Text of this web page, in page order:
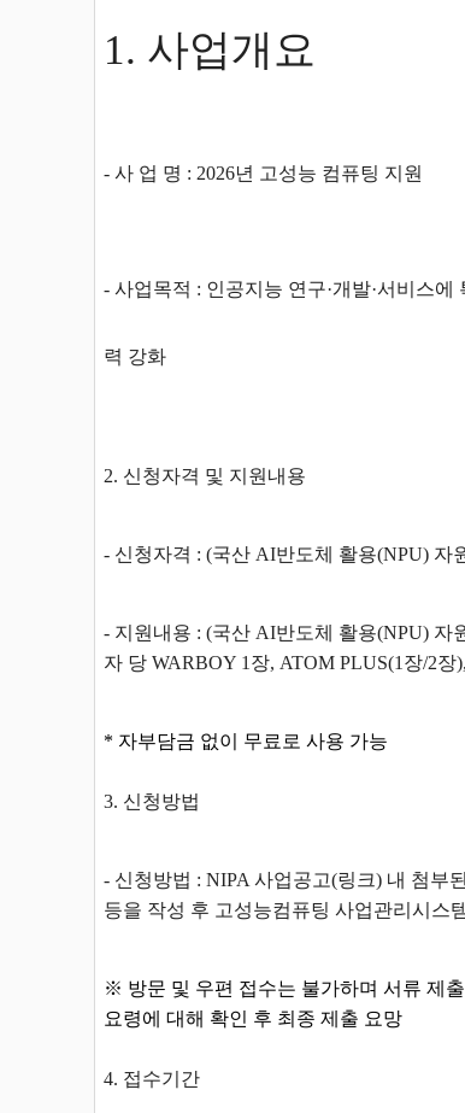
1. 사업개요
- 사 업 명 : 2026년 고성능 컴퓨팅 지원
- 사업목적 : 인공지능 연구·개발·서비스
력 강화
2. 신청자격 및 지원내용
- 신청자격 : (국산 AI반도체 활용(NPU) 자
- 지원내용 : (국산 AI반도체 활용(NPU) 자
자 당 WARBOY 1장, ATOM PLUS(1장/2장
* 자부담금 없이 무료로 사용 가능
3. 신청방법
- 신청방법 : NIPA 사업공고(링크) 내 첨부
등을 작성 후 고성능컴퓨팅 사업관리시스
※ 방문 및 우편 접수는 불가하며 서류 제
요령에 대해 확인 후 최종 제출 요망
4. 접수기간